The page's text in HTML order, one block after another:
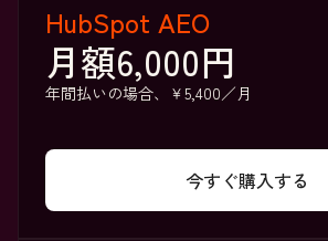
HubSpot AEO
月額6,000円
年間払いの場合、￥5,400／月
今すぐ購入する